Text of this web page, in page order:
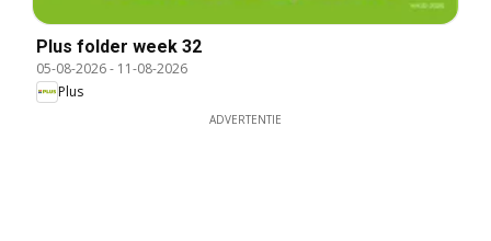
Plus folder week 32
05-08-2026- 11-08-2026
Plus
ADVERTENTIE